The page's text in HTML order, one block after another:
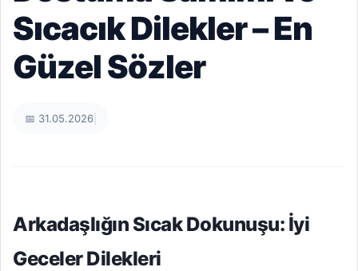
Sıcacık Dilekler – En
Güzel Sözler
📅 31.05.2026
Arkadaşlığın Sıcak Dokunuşu: İyi
Geceler Dilekleri